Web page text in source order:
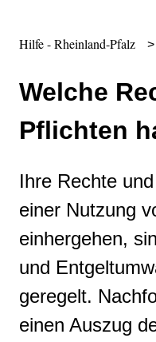
Hilfe - Rheinland-Pfalz
Welche
Pflichten
Ihre Rechte
einer Nutzung
einhergehen,
und
geregelt.
einen Auszug